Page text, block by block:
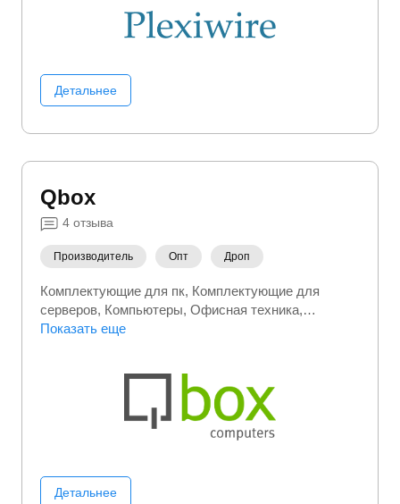
Детальнее
Qbox
4 отзыва
Производитель Опт Дроп
Комплектующие для пк Комплектующие для
серверов Компьютеры Офисная техника
Серверы Электроника
Показать еще
Детальнее